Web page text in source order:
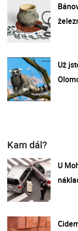
Už
Kam dál?
U